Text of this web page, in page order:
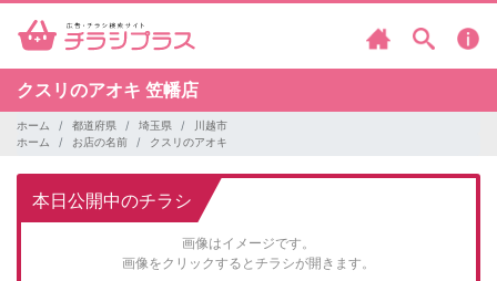
クスリのアオキ 笠幡店
ホーム 都道府県 埼玉県
川越市
ホーム
お店の名前 クスリのアオキ
本日公開中のチラシ
画像はイメージです。
画像をクリックするとチラシが開きます。